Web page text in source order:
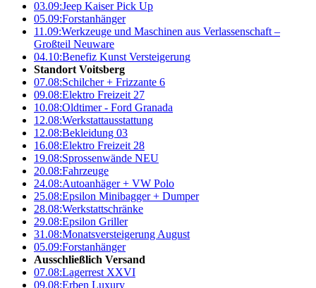
03.09:Jeep Kaiser Pick Up
05.09:Forstanhänger
11.09:Werkzeuge und Maschinen aus Verlassenschaft –
Großteil Neuware
04.10:Benefiz Kunst Versteigerung
Standort Voitsberg
07.08:Schilcher + Frizzante 6
09.08:Elektro Freizeit 27
10.08:Oldtimer - Ford Granada
12.08:Werkstattausstattung
12.08:Bekleidung 03
16.08:Elektro Freizeit 28
19.08:Sprossenwände NEU
20.08:Fahrzeuge
24.08:Autoanhäger + VW Polo
25.08:Epsilon Minibagger + Dumper
28.08:Werkstattschränke
29.08:Epsilon Griller
31.08:Monatsversteigerung August
05.09:Forstanhänger
Ausschließlich Versand
07.08:Lagerrest XXVI
09.08:Erben Luxury